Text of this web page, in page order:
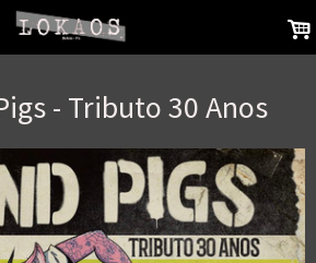
.
- Tributo 30 Anos